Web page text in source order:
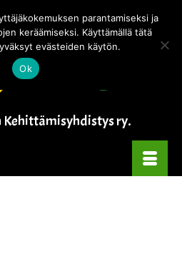
— tilauksia ei käsitellä.
Piilota tämä
ilmoitus
Kehittämisyhdistys ry.
parantamiseksi ja
keräämiseksi. Käyttämällä tätä
evästeiden käytön.
Ok